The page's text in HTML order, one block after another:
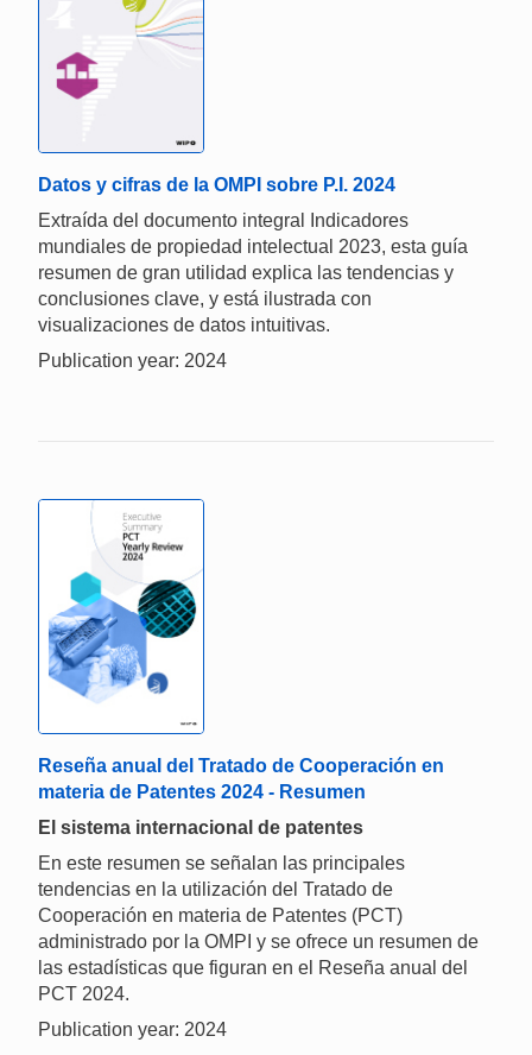
Datos y cifras de la OMPI sobre P.I. 2024
Extraída del documento integral Indicadores
mundiales de propiedad intelectual 2023, esta guía
resumen de gran utilidad explica las tendencias y
conclusiones clave, y está ilustrada con
visualizaciones de datos intuitivas.
Publication year: 2024
Reseña anual del Tratado de Cooperación en
materia de Patentes 2024 - Resumen
El sistema internacional de patentes
En este resumen se señalan las principales
tendencias en la utilización del Tratado de
Cooperación en materia de Patentes (PCT)
administrado por la OMPI y se ofrece un resumen de
las estadísticas que figuran en el Reseña anual del
PCT 2024.
Publication year: 2024